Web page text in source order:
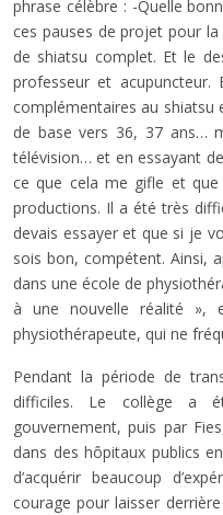
phrase célèbre : -Quelle
ces pauses de projet pour
de shiatsu complet. Et le
professeur et acupuncteur.
complémentaires au shiatsu
de base vers 36, 37 ans…
télévision… et en essayant
ce que cela me gifle et
productions. Il a été très
devais essayer et que si je
sois bon, compétent. Ainsi,
dans une école de
à une nouvelle réalité »,
physiothérapeute, qui ne
Pendant la période de
difficiles. Le collège a
gouvernement, puis par
dans des hôpitaux publics
d’acquérir beaucoup
courage pour laisser